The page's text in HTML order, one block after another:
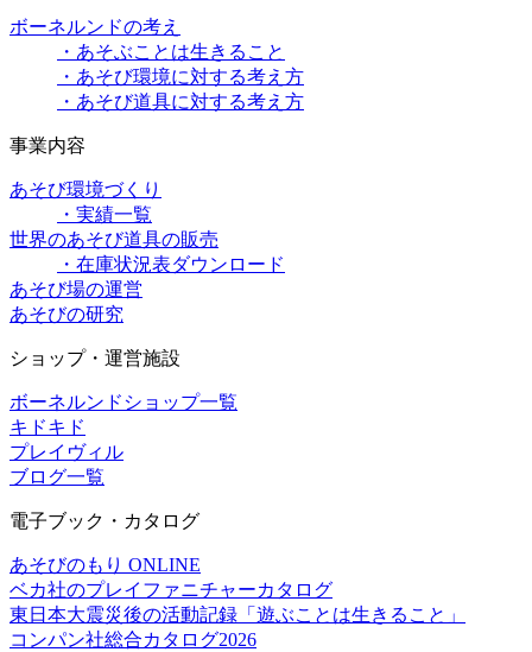
ボーネルンドの考え
・あそぶことは生きること
・あそび環境に対する考え方
・あそび道具に対する考え方
事業内容
あそび環境づくり
・実績一覧
世界のあそび道具の販売
・在庫状況表ダウンロード
あそび場の運営
あそびの研究
ショップ・運営施設
ボーネルンドショップ一覧
キドキド
プレイヴィル
ブログ一覧
電子ブック・カタログ
あそびのもり ONLINE
ベカ社のプレイファニチャーカタログ
東日本大震災後の活動記録「遊ぶことは生きること」
コンパン社総合カタログ2026